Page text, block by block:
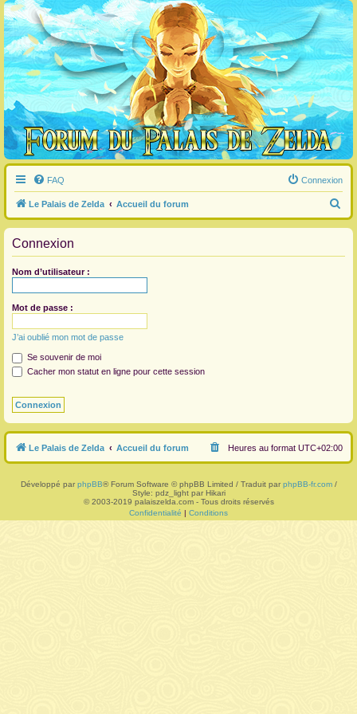
FAQ Connexion
Le Palais de Zelda Accueil du forum
e
Connexion
Nom d’utilisateur :
Mot de passe :
J’ai oublié mon mot de passe
Se souvenir de moi
Cacher mon statut en ligne pour cette session
Le Palais de Zelda Accueil du forum Heures au format UTC+02:00
Développé par phpBB® Forum Software © phpBB Limited / Traduit par phpBB-fr.com/
Style: pdz_light par Hikari
© 2003-2019 palaiszelda.com - Tous droits réservés
Confidentialité | Conditions